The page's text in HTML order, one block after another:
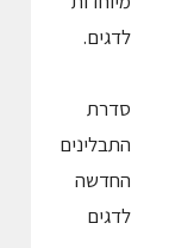
לדגים.
סדרת
התבלינים
החדשה
לדגים